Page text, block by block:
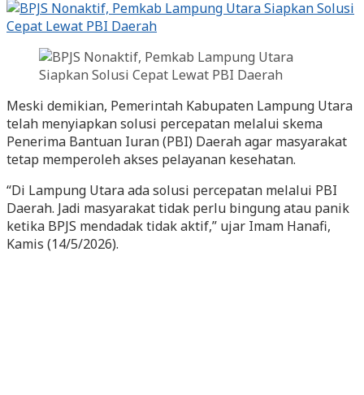
Meski demikian, Pemerintah Kabupaten Lampung Utara
telah menyiapkan solusi percepatan melalui skema
Penerima Bantuan Iuran (PBI) Daerah agar masyarakat
tetap memperoleh akses pelayanan kesehatan.
“Di Lampung Utara ada solusi percepatan melalui PBI
Daerah. Jadi masyarakat tidak perlu bingung atau panik
ketika BPJS mendadak tidak aktif,” ujar Imam Hanafi,
Kamis (14/5/2026).